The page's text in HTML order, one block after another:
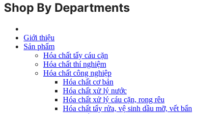
Shop By Departments
Giới thiệu
Sản phẩm
Hóa chất tẩy cáu cặn
Hóa chất thí nghiệm
Hóa chất công nghiệp
Hóa chất cơ bản
Hóa chất xử lý nước
Hóa chất xử lý cáu cặn, rong rêu
Hóa chất tẩy rửa, vệ sinh dầu mỡ, vết bẩn